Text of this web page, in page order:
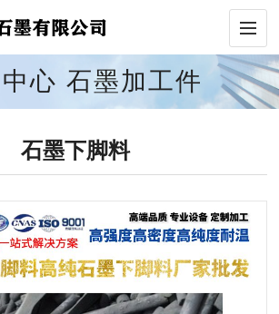
心 石墨加工件
石墨下脚料